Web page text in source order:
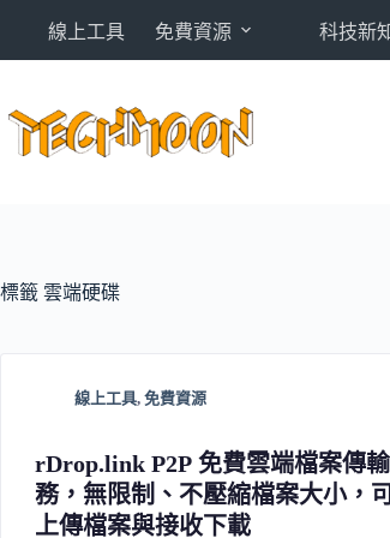
內
線上工具 免費資源 科技新
標籤 雲端硬碟
線上工具, 免費資源
rDrop.link P2P 免費雲端檔案傳
務，無限制、不壓縮檔案大小，
上傳檔案與接收下載